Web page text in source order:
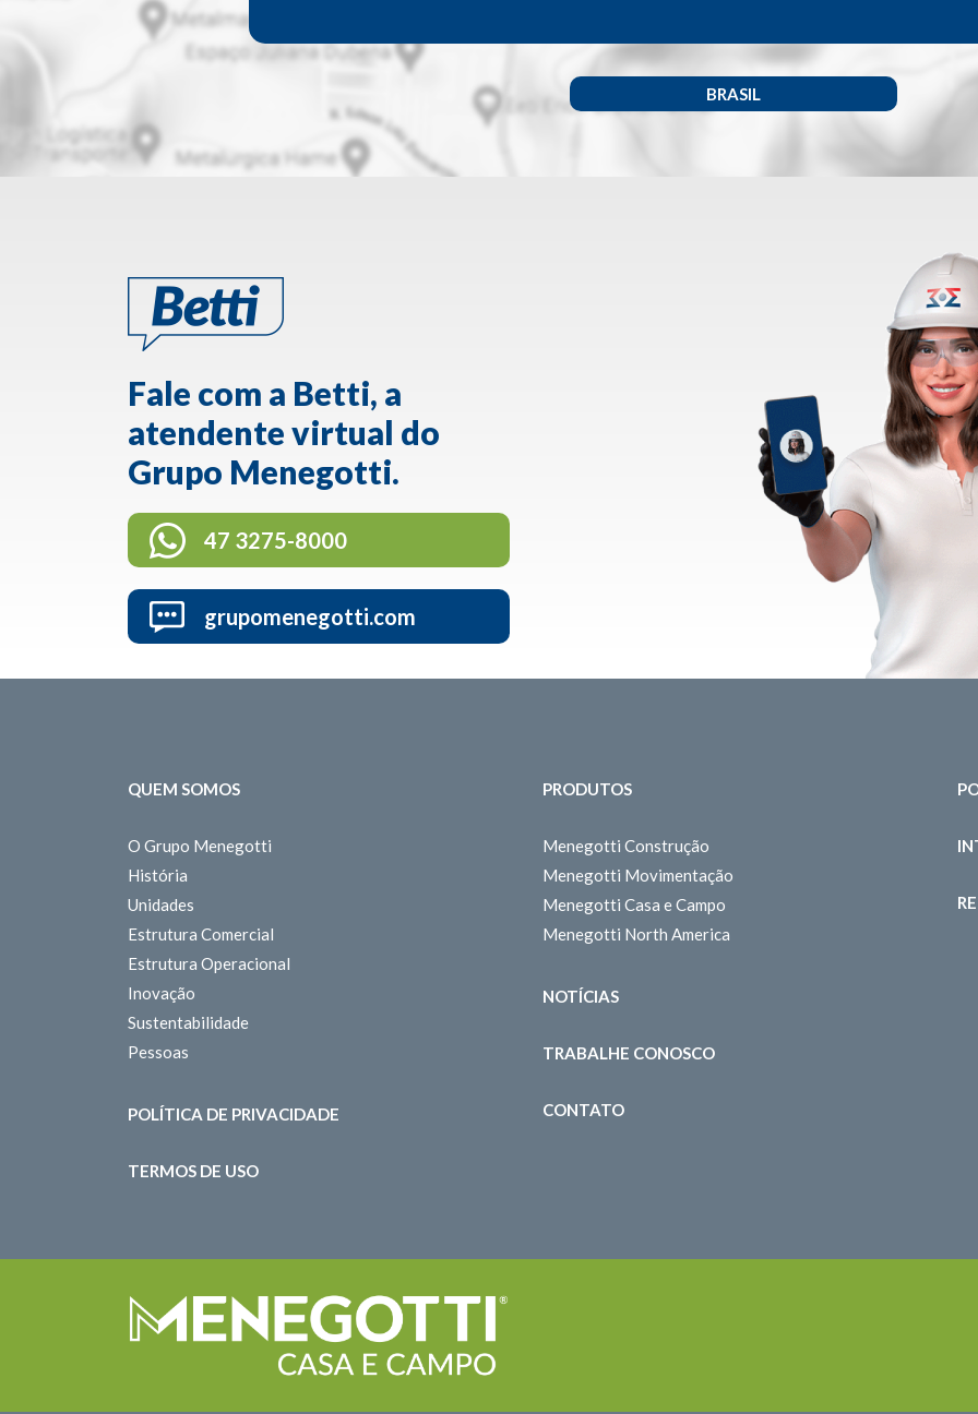
BRASIL
Fale com a Betti, a
atendente virtual do
Grupo Menegotti.
47 3275-8000
grupomenegotti.com
QUEM SOMOS
O Grupo Menegotti
História
Unidades
Estrutura Comercial
Estrutura Operacional
Inovação
Sustentabilidade
Pessoas
POLÍTICA DE PRIVACIDADE
TERMOS DE USO
PRODUTOS
Menegotti Construção
Menegotti Movimentação
Menegotti Casa e Campo
Menegotti North America
NOTÍCIAS
TRABALHE CONOSCO
CONTATO